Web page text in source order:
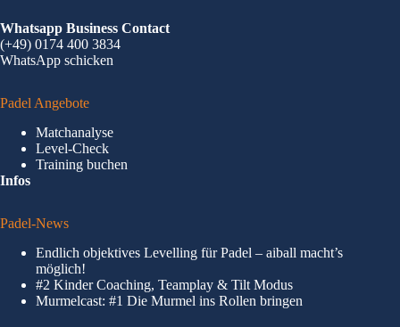
Whatsapp Business Contact
(+49) 0174 400 3834
WhatsApp schicken
Padel Angebote
Matchanalyse
Level-Check
Training buchen
Infos
Padel-News
Endlich objektives Levelling für Padel – aiball macht’s
möglich!
#2 Kinder Coaching, Teamplay & Tilt Modus
Murmelcast: #1 Die Murmel ins Rollen bringen